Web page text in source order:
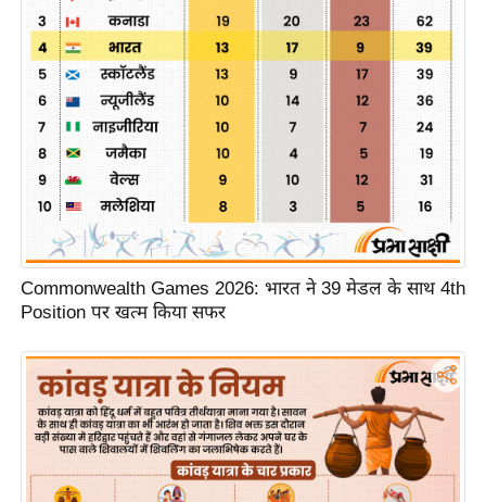
ग
इं
डि
या
सा
हि
त्य
ज
त
ऑ
व
र्ल्ड
न्यू
ज
ब्री
Commonwealth Games 2026: भारत ने 39 मेडल के साथ 4th
Position पर खत्म किया सफर